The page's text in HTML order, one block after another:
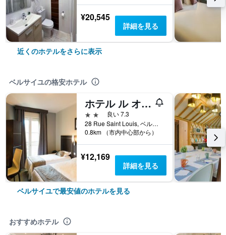
¥20,545
詳細を見る
近くのホテルをさらに表示
ベルサイユの格安ホテル
ホテル ル オーム サン ルイ
2つ星
良い 7.3
28 Rue Saint Louis, ベルサイユ, イヴリーヌ県, フランス
0.8km （市内中心部から）
¥12,169
詳細を見る
ベルサイユで最安値のホテルを見る
おすすめホテル